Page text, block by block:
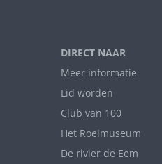
DIRECT NAAR
Meer informatie
Lid worden
Club van 100
Het Roeimuseum
De rivier de Eem